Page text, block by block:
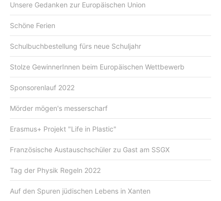
Unsere Gedanken zur Europäischen Union
Schöne Ferien
Schulbuchbestellung fürs neue Schuljahr
Stolze GewinnerInnen beim Europäischen Wettbewerb
Sponsorenlauf 2022
Mörder mögen's messerscharf
Erasmus+ Projekt "Life in Plastic"
Französische Austauschschüler zu Gast am SSGX
Tag der Physik Regeln 2022
Auf den Spuren jüdischen Lebens in Xanten